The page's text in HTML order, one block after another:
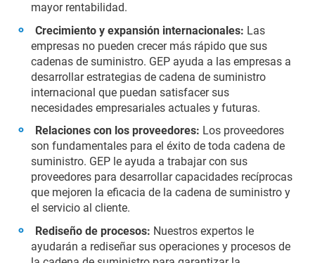
mayor rentabilidad.
Crecimiento y expansión internacionales: Las
empresas no pueden crecer más rápido que sus
cadenas de suministro. GEP ayuda a las empresas a
desarrollar estrategias de cadena de suministro
internacional que puedan satisfacer sus
necesidades empresariales actuales y futuras.
Relaciones con los proveedores: Los proveedores
son fundamentales para el éxito de toda cadena de
suministro. GEP le ayuda a trabajar con sus
proveedores para desarrollar capacidades recíprocas
que mejoren la eficacia de la cadena de suministro y
el servicio al cliente.
Rediseño de procesos: Nuestros expertos le
ayudarán a rediseñar sus operaciones y procesos de